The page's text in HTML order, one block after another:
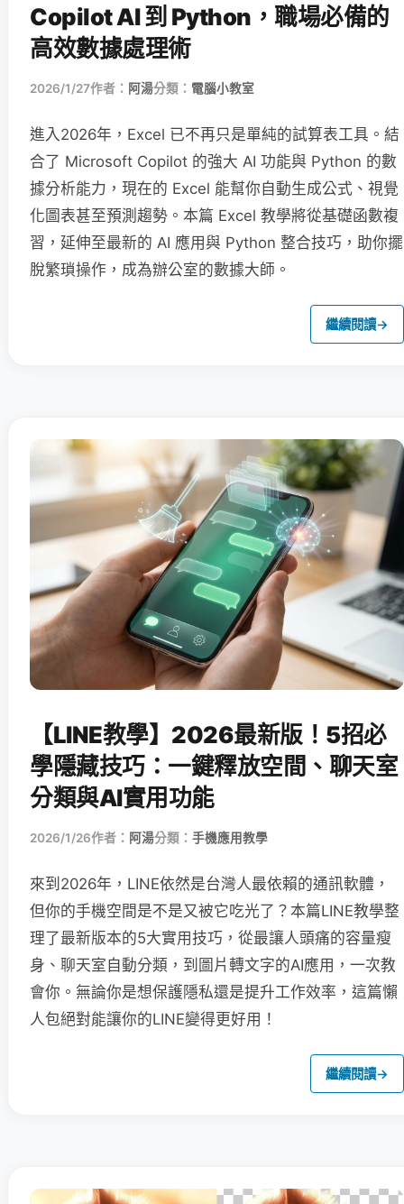
Copilot AI 到 Python，職場必備的
高效數據處理術
2026/1/27作者： 阿湯分類： 電腦小教室
進入2026年，Excel 已不再只是單純的試算表工具。結
合了 Microsoft Copilot 的強大 AI 功能與 Python 的數
據分析能力，現在的 Excel 能幫你自動生成公式、視覺
化圖表甚至預測趨勢。本篇 Excel 教學將從基礎函數複
習，延伸至最新的 AI 應用與 Python 整合技巧，助你擺
脫繁瑣操作，成為辦公室的數據大師。
繼續閱讀→
【LINE教學】2026最新版！5招必
學隱藏技巧：一鍵釋放空間、聊天室
分類與AI實用功能
2026/1/26作者： 阿湯分類： 手機應用教學
來到2026年，LINE依然是台灣人最依賴的通訊軟體，
但你的手機空間是不是又被它吃光了？本篇LINE教學整
理了最新版本的5大實用技巧，從最讓人頭痛的容量瘦
身、聊天室自動分類，到圖片轉文字的AI應用，一次教
會你。無論你是想保護隱私還是提升工作效率，這篇懶
人包絕對能讓你的LINE變得更好用！
繼續閱讀→